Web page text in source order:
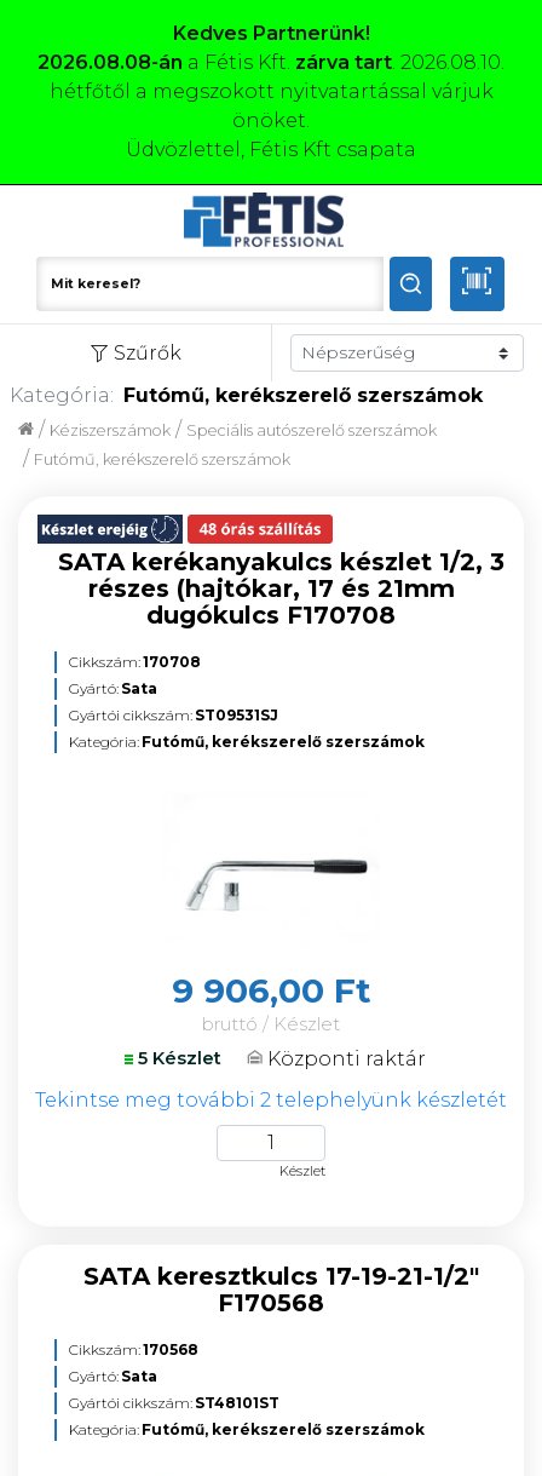
Kedves Partnerünk!
2026.08.08-án a Fétis Kft. zárva tart. 2026.08.10.
hétfőtől a megszokott nyitvatartással várjuk
önöket.
Üdvözlettel, Fétis Kft csapata
Szűrők
Kategória: Futómű, kerékszerelő szerszámok
Futómű, kerékszerelő szerszámok
/
Speciális autószerelő szerszámok
/
Kéziszerszámok
/
SATA kerékanyakulcs készlet 1/2, 3
részes (hajtókar, 17 és 21mm
dugókulcs F170708
Cikkszám:170708
Gyártó: Sata
Gyártói cikkszám: ST09531SJ
Kategória: Futómű, kerékszerelő szerszámok
9 906,00 Ft
bruttó / Készlet
5 Készlet
Központi raktár
Tekintse meg további 2 telephelyünk készletét
Készlet
SATA keresztkulcs 17-19-21-1/2"
F170568
Cikkszám:170568
Gyártó: Sata
Gyártói cikkszám: ST48101ST
Kategória: Futómű, kerékszerelő szerszámok